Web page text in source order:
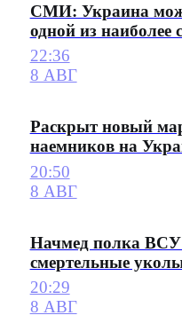
СМИ: Украина
одной из наиболее
22:36
8 АВГ
Раскрыт новый
наемников на
20:50
8 АВГ
Начмед полка ВСУ
смертельные
20:29
8 АВГ